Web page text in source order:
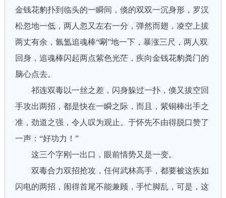
金钱花豹扑到临头的一瞬间，倏的双双一沉身形，罗汉
松忽地一低，两人忽又左右一分，弹然而翅，凌空上拔
两丈有余，氤氲追魂棒“唰”地一下，暴涨三尺，两人双
回身，追魂棒闪起两点紫色光茫，疾向金钱花豹粪门的
脑心点去。
祁连双毒以一丝之差，闪身躲过一扑，倏又拔空回
手攻出两招，都是快在一瞬之际，而且，紫铜棒出手之
准，劲道之强，令人叹为观止。于怀先不由得脱口赞了
一声：“好功力！”
这三个字刚一出口，眼前情势又是一变。
双毒合力双招抢攻，任何武林高手，都要被这疾如
闪电的两招，闹得首尾不能兼顾，手忙脚乱，可是，这